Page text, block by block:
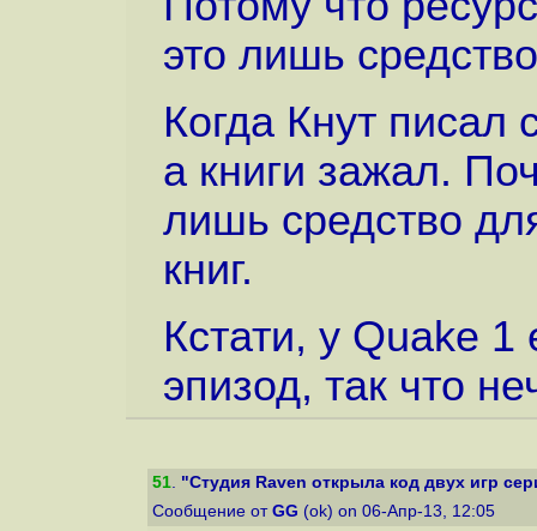
это лишь
Когда Кнут писал
а книги зажал.
лишь средство
книг.
Кстати, у Quake
эпизод, так что
51. "Студия Raven открыла код двух игр
Сообщение от GG (ok) on 06-Апр-13, 12:05